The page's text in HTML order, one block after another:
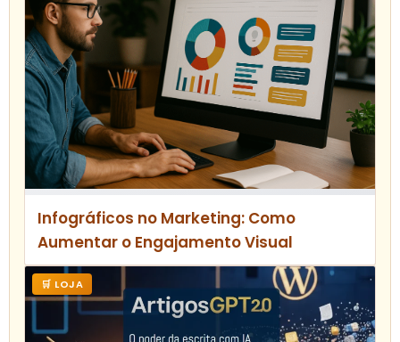
Infográficos no Marketing: Como
Aumentar o Engajamento Visual
🛒 LOJA